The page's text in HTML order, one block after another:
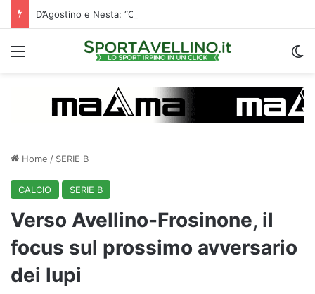
Menu
Home / SERIE B
CALCIO SERIE B
Verso Avellino-Frosinone, il
focus sul prossimo avversario
dei lupi